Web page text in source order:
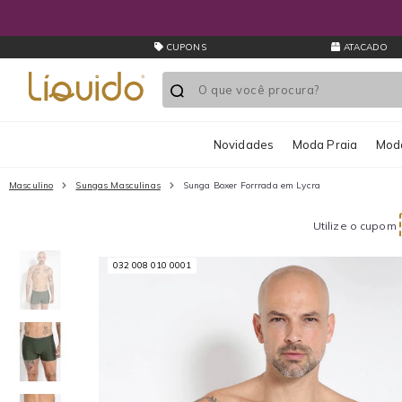
CUPONS ATACADO
Novidades Moda Praia
Masculino Sungas Masculinas Sunga Boxer Forrrada em Lycra
Utilize o cupom
032 008 010 0001